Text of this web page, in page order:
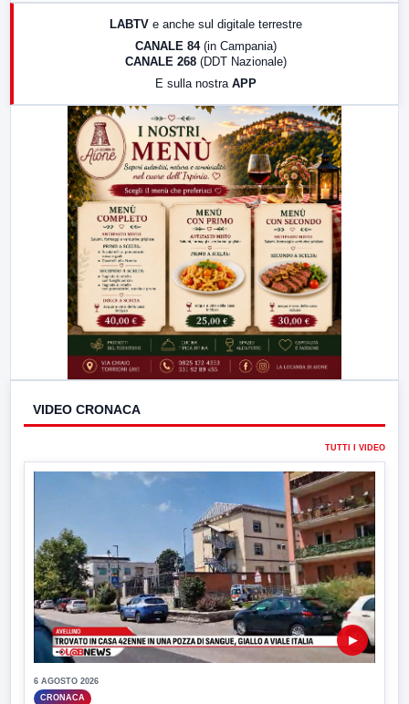
17:00 LabNews (replica)
LabNews (replica)
LABTV e anche sul digitale terrestre
CANALE 84 (in Campania)
CANALE 268 (DDT Nazionale)
E sulla nostra APP
VIDEO CRONACA
TUTTI I VIDEO
▶
6 AGOSTO 2026
CRONACA